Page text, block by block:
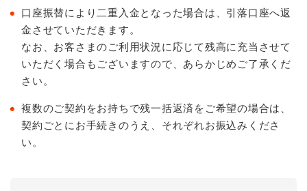
口座振替により二重入金となった場合は、引落口座へ返
金させていただきます。
なお、お客さまのご利用状況に応じて残高に充当させて
いただく場合もございますので、あらかじめご了承くだ
さい。
複数のご契約をお持ちで残一括返済をご希望の場合は、
契約ごとにお手続きのうえ、それぞれお振込みくださ
い。